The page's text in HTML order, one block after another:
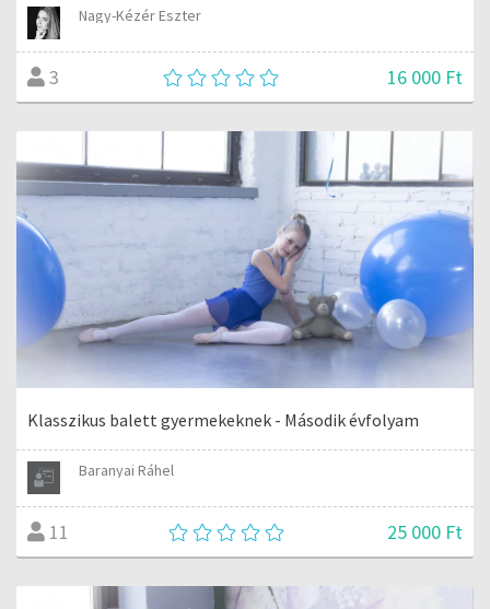
Nagy-Kézér Eszter
3 16 000 Ft
Klasszikus balett gyermekeknek - Második évfolyam
Baranyai Ráhel
11 25 000 Ft